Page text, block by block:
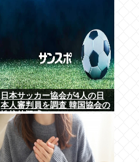
日本サッカー協会が4人の日
本人審判員を調査 韓国協会の
性接待疑惑で